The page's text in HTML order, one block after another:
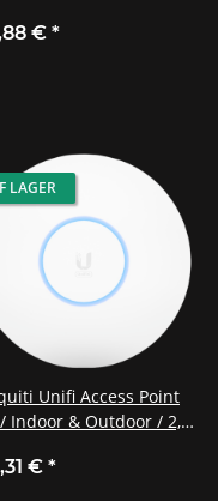
/ U6-Mesh
€ *
LAGER
Unifi Access Point
Indoor & Outdoor / 2,4
€ *